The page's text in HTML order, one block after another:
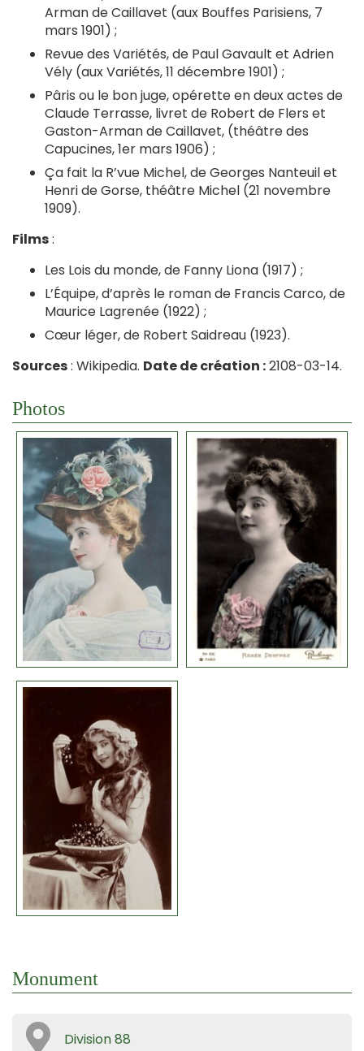
Arman de Caillavet (aux Bouffes Parisiens, 7
mars 1901) ;
Revue des Variétés, de Paul Gavault et Adrien
Vély (aux Variétés, 11 décembre 1901) ;
Pâris ou le bon juge, opérette en deux actes de
Claude Terrasse, livret de Robert de Flers et
Gaston-Arman de Caillavet, (théâtre des
Capucines, 1er mars 1906) ;
Ça fait la R’vue Michel, de Georges Nanteuil et
Henri de Gorse, théâtre Michel (21 novembre
1909).
Films:
Les Lois du monde, de Fanny Liona (1917) ;
L’Équipe, d’après le roman de Francis Carco, de
Maurice Lagrenée (1922) ;
Cœur léger, de Robert Saidreau (1923).
Sources: Wikipedia. Date de création :2108-03-14.
Photos
Monument
Division 88